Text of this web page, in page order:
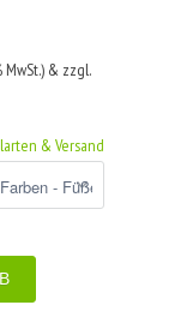
MwSt.) & zzgl.
& Versand